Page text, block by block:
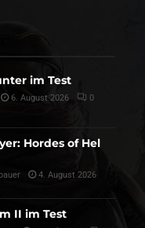
im Test
6. August 2026 0
Hordes of Hel
4. August 2026
II im Test